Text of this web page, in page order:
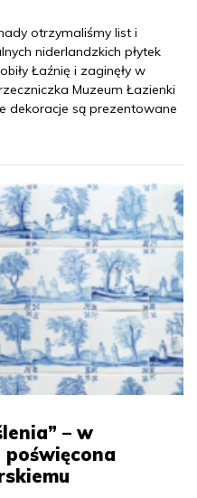
otrzymaliśmy list i
niderlandzkich płytek
Łaźnię i zaginęły w
Muzeum Łazienki
dekoracje są prezentowane
– w